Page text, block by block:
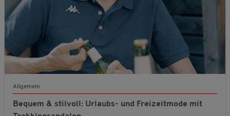
Allgemein
Bequem & stilvoll: Urlaubs- und Freizeitmode mit